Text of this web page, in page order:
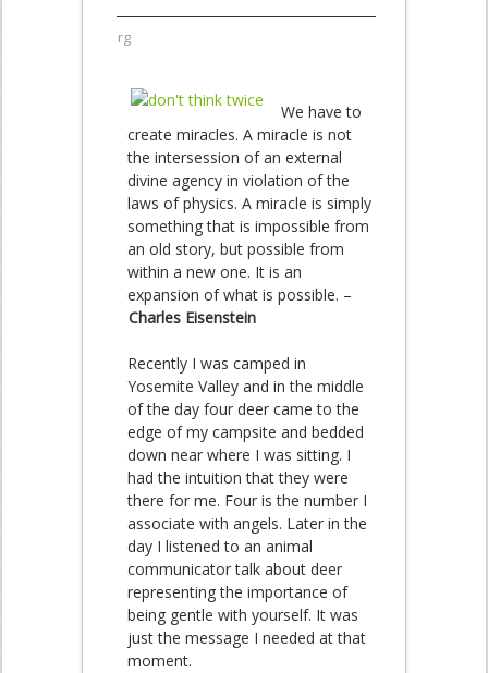
rg
We have to
create miracles. A miracle is not
the intersession of an external
divine agency in violation of the
laws of physics. A miracle is simply
something that is impossible from
an old story, but possible from
within a new one. It is an
expansion of what is possible. –
Charles Eisenstein
Recently I was camped in
Yosemite Valley and in the middle
of the day four deer came to the
edge of my campsite and bedded
down near where I was sitting. I
had the intuition that they were
there for me. Four is the number I
associate with angels. Later in the
day I listened to an animal
communicator talk about deer
representing the importance of
being gentle with yourself. It was
just the message I needed at that
moment.